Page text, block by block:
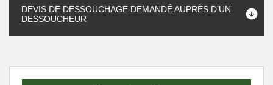
DEVIS DE DESSOUCHAGE DEMANDÉ AUPRÈS D’UN
DESSOUCHEUR